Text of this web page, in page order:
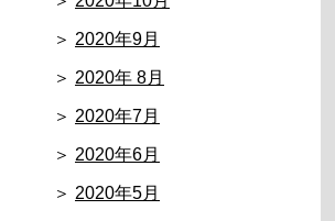
2020年9月
2020年 8月
2020年7月
2020年6月
2020年5月